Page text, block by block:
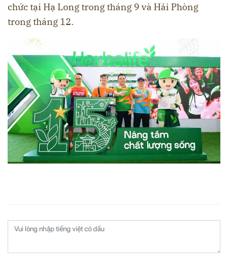
chức tại Hạ Long trong tháng 9 và Hải Phòng
trong tháng 12.